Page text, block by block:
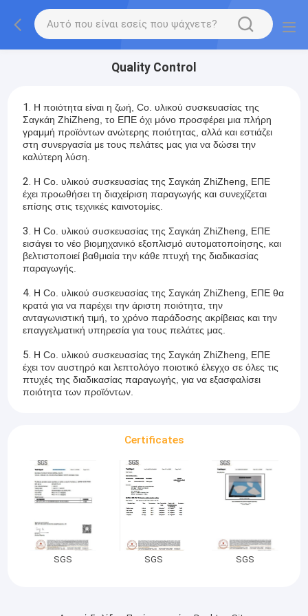
Quality Control
1. Η ποιότητα είναι η ζωή, Co. υλικού συσκευασίας της
Σαγκάη ZhiZheng, το ΕΠΕ όχι μόνο προσφέρει μια πλήρη
γραμμή προϊόντων ανώτερης ποιότητας, αλλά και εστιάζει
στη συνεργασία με τους πελάτες μας για να δώσει την
καλύτερη λύση.
2. Η Co. υλικού συσκευασίας της Σαγκάη ZhiZheng, ΕΠΕ
έχει προωθήσει τη διαχείριση παραγωγής και συνεχίζεται
επίσης στις τεχνικές καινοτομίες.
3. Η Co. υλικού συσκευασίας της Σαγκάη ZhiZheng, ΕΠΕ
εισάγει το νέο βιομηχανικό εξοπλισμό αυτοματοποίησης, και
βελτιστοποιεί βαθμιαία την κάθε πτυχή της διαδικασίας
παραγωγής.
4. Η Co. υλικού συσκευασίας της Σαγκάη ZhiZheng, ΕΠΕ θα
κρατά για να παρέχει την άριστη ποιότητα, την
ανταγωνιστική τιμή, το χρόνο παράδοσης ακρίβειας και την
επαγγελματική υπηρεσία για τους πελάτες μας.
5. Η Co. υλικού συσκευασίας της Σαγκάη ZhiZheng, ΕΠΕ
έχει τον αυστηρό και λεπτολόγο ποιοτικό έλεγχο σε όλες τις
πτυχές της διαδικασίας παραγωγής, για να εξασφαλίσει
ποιότητα των προϊόντων.
Certificates
SGS SGS SGS